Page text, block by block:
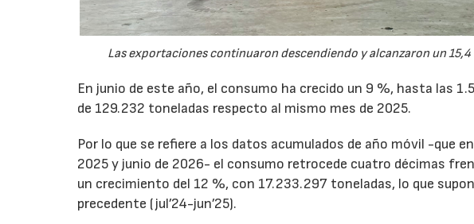
Las exportaciones continuaron descendiendo y alcanzaron un
En junio de este año, el consumo ha crecido un 9 %, hasta las
de 129.232 toneladas respecto al mismo mes de 2025.
Por lo que se refiere a los datos acumulados de año móvil -que
2025 y junio de 2026- el consumo retrocede cuatro décimas
un crecimiento del 12 %, con 17.233.297 toneladas, lo que
precedente (jul’24-jun’25).